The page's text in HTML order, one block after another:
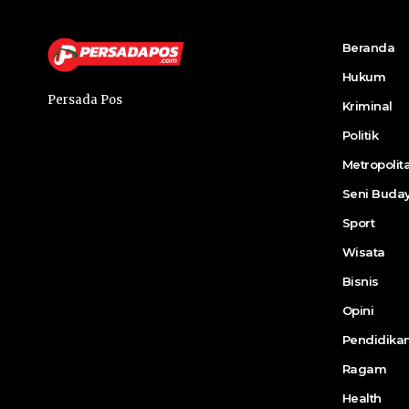
Persada Pos
Beranda
Hukum
Kriminal
Politik
Seni
Sport
Wisata
Bisnis
Opini
Ragam
Health